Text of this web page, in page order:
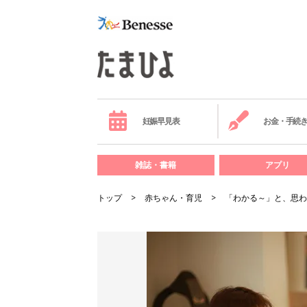
妊娠早見表 お金・手続き
雑誌・書籍 アプリ
トップ 赤ちゃん・育児 「わかる～」と、思